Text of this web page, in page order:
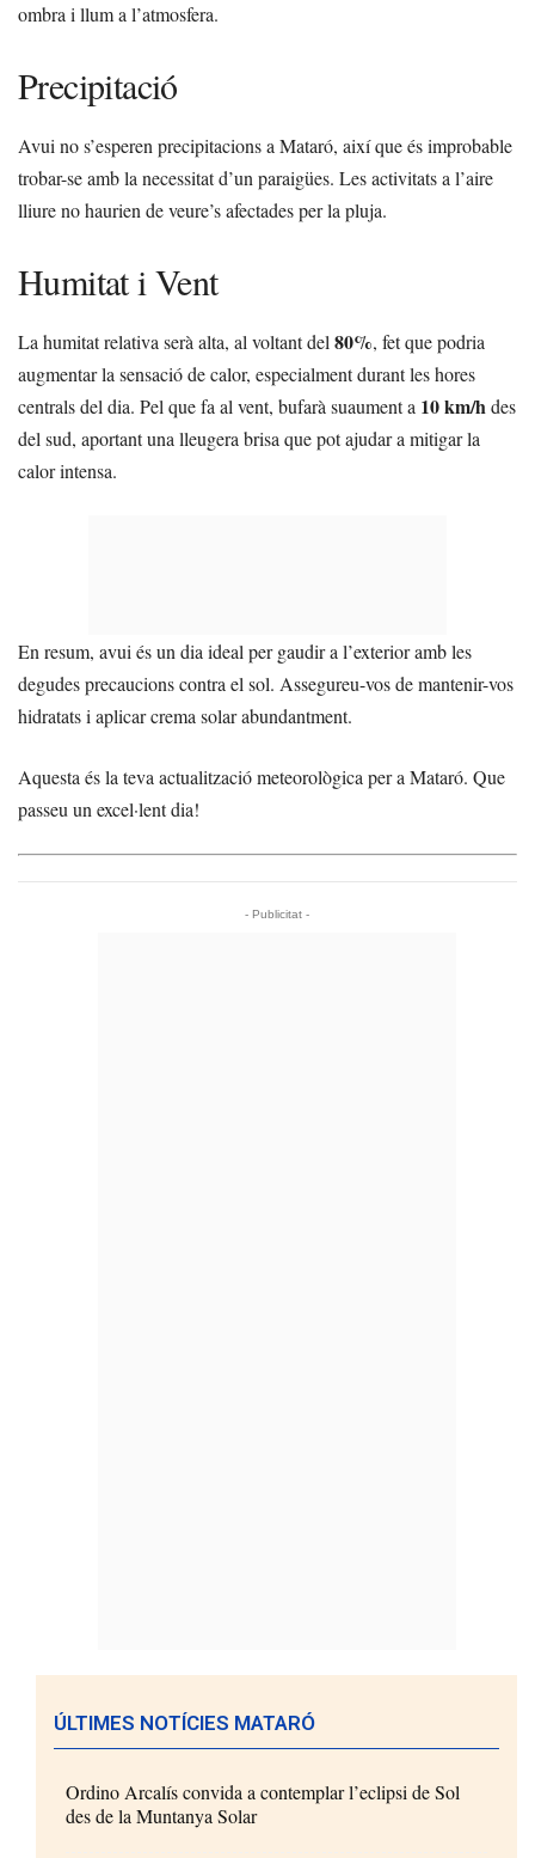
ombra i llum a l’atmosfera.
Precipitació
Avui no s’esperen precipitacions a Mataró, així que és improbable
trobar-se amb la necessitat d’un paraigües. Les activitats a l’aire
lliure no haurien de veure’s afectades per la pluja.
Humitat i Vent
La humitat relativa serà alta, al voltant del80%, fet que podria
augmentar la sensació de calor, especialment durant les hores
centrals del dia. Pel que fa al vent, bufarà suaument a 10 km/hdes
del sud, aportant una lleugera brisa que pot ajudar a mitigar la
calor intensa.
En resum, avui és un dia ideal per gaudir a l’exterior amb les
degudes precaucions contra el sol. Assegureu-vos de mantenir-vos
hidratats i aplicar crema solar abundantment.
Aquesta és la teva actualització meteorològica per a Mataró. Que
passeu un excel·lent dia!
- Publicitat -
ÚLTIMES NOTÍCIES MATARÓ
Ordino Arcalís convida a contemplar l’eclipsi de Sol
des de la Muntanya Solar